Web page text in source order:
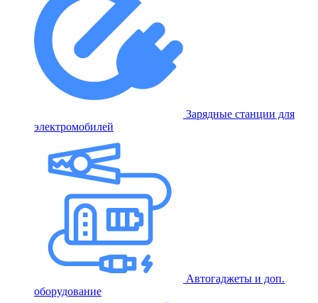
Зарядные станции для
электромобилей
Автогаджеты и доп.
оборудование